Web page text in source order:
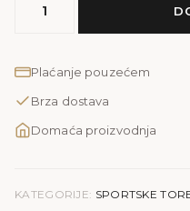
PRINT
Plaćanje pouzećem
Brza dostava
Domaća proizvodnja
KATEGORIJE: SPORTSKE